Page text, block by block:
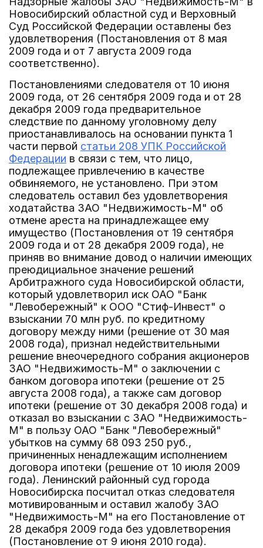
Новосибирский областной суд и Верховный
Суд Российской Федерации оставлены без
удовлетворения (Постановления от 8 мая
2009 года и от 7 августа 2009 года
соответственно).
Постановлениями следователя от 10 июня
2009 года, от 26 сентября 2009 года и от 28
декабря 2009 года предварительное
следствие по данному уголовному делу
приостанавливалось на основании пункта 1
части первой статьи 208 УПК Российской
Федерации в связи с тем, что лицо,
подлежащее привлечению в качестве
обвиняемого, не установлено. При этом
следователь оставил без удовлетворения
ходатайства ЗАО "Недвижимость-М" об
отмене ареста на принадлежащее ему
имущество (Постановления от 19 сентября
2009 года и от 28 декабря 2009 года), не
приняв во внимание довод о наличии имеющих
преюдициальное значение решений
Арбитражного суда Новосибирской области,
который удовлетворил иск ОАО "Банк
"Левобережный" к ООО "Стиф-Инвест" о
взыскании 70 млн руб. по кредитному
договору между ними (решение от 30 мая
2008 года), признал недействительными
решение внеочередного собрания акционеров
ЗАО "Недвижимость-М" о заключении с
банком договора ипотеки (решение от 25
августа 2008 года), а также сам договор
ипотеки (решение от 30 декабря 2008 года) и
отказал во взыскании с ЗАО "Недвижимость-
М" в пользу ОАО "Банк "Левобережный"
убытков на сумму 68 093 250 руб.,
причиненных ненадлежащим исполнением
договора ипотеки (решение от 10 июля 2009
года). Ленинский районный суд города
Новосибирска посчитал отказ следователя
мотивированным и оставил жалобу ЗАО
"Недвижимость-М" на его Постановление от
28 декабря 2009 года без удовлетворения
(Постановление от 9 июня 2010 года).